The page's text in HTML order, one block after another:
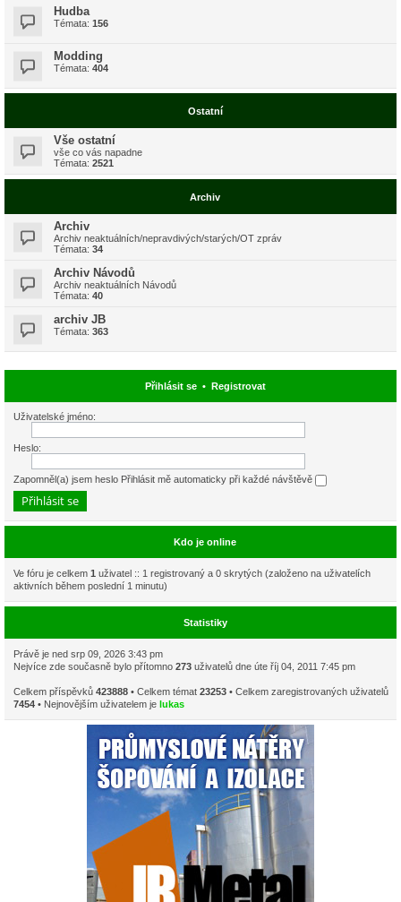
Hudba
Témata: 156
Modding
Témata: 404
Ostatní
Vše ostatní
vše co vás napadne
Témata: 2521
Archiv
Archiv
Archiv neaktuálních/nepravdivých/starých/OT zpráv
Témata: 34
Archiv Návodů
Archiv neaktuálních Návodů
Témata: 40
archiv JB
Témata: 363
Přihlásit se• Registrovat
Uživatelské jméno:
Heslo:
Zapomněl(a) jsem heslo Přihlásit mě automaticky při každé návštěvě
Kdo je online
Ve fóru je celkem 1 uživatel :: 1 registrovaný a 0 skrytých (založeno na uživatelích
aktivních během poslední 1 minutu)
Statistiky
Právě je ned srp 09, 2026 3:43 pm
Nejvíce zde současně bylo přítomno 273 uživatelů dne úte říj 04, 2011 7:45 pm
Celkem příspěvků 423888 • Celkem témat 23253 • Celkem zaregistrovaných uživatelů
7454 • Nejnovějším uživatelem je lukas